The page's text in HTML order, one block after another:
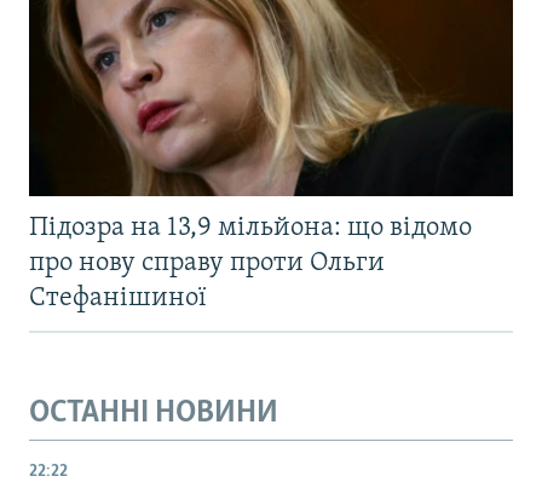
Підозра на 13,9 мільйона: що відомо
про нову справу проти Ольги
Стефанішиної
ОСТАННІ НОВИНИ
22:22